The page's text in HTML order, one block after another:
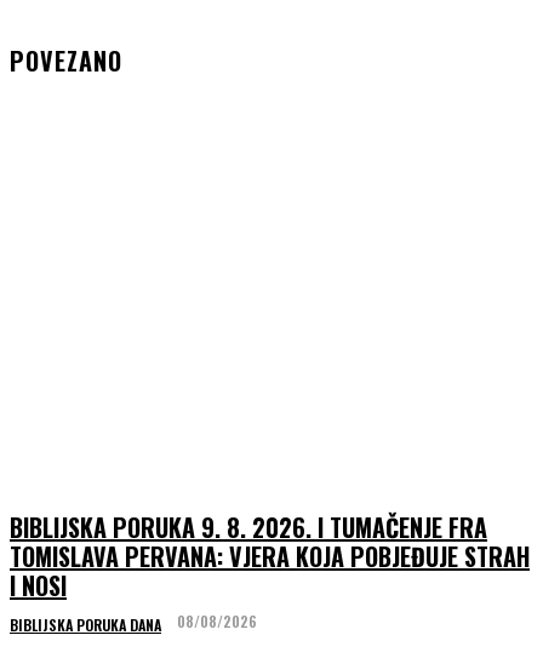
POVEZANO
BIBLIJSKA PORUKA 9. 8. 2026. I TUMAČENJE FRA
TOMISLAVA PERVANA: VJERA KOJA POBJEĐUJE STRAH
I NOSI
BIBLIJSKA PORUKA DANA 08/08/2026